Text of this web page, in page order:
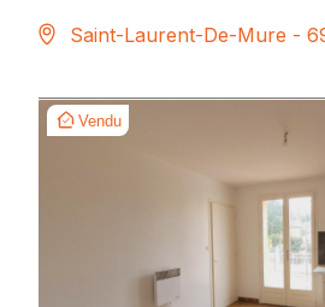
Saint-Laurent-De-Mure -
Vendu